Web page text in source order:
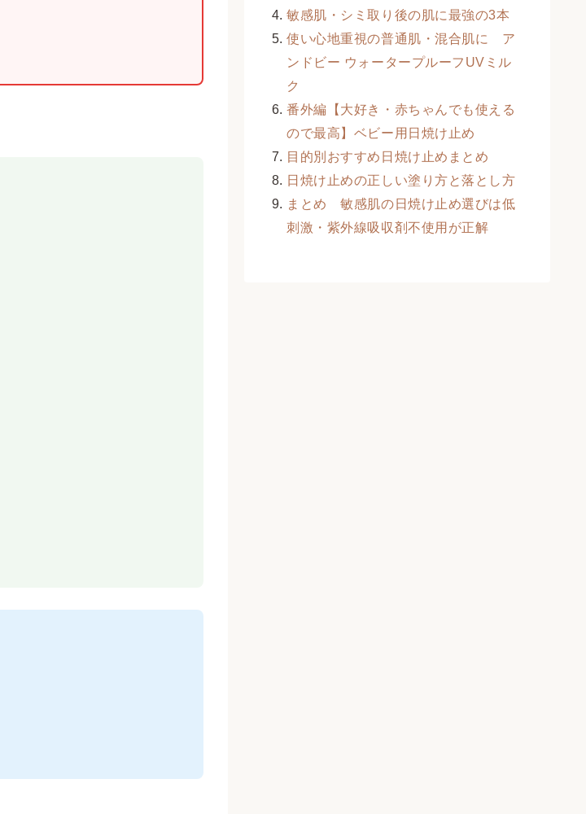
敏感肌・シミ取り後の肌に最強の3本
使い心地重視の普通肌・混合肌に ア
ンドビー ウォータープルーフUVミル
ク
番外編【大好き・赤ちゃんでも使える
ので最高】ベビー用日焼け止め
目的別おすすめ日焼け止めまとめ
日焼け止めの正しい塗り方と落とし方
まとめ 敏感肌の日焼け止め選びは低
刺激・紫外線吸収剤不使用が正解